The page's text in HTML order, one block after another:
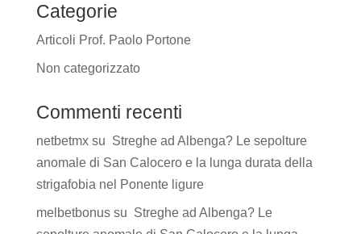
Categorie
Articoli Prof. Paolo Portone
Non categorizzato
Commenti recenti
netbetmxsu Streghe ad Albenga? Le sepolture
anomale di San Calocero e la lunga durata della
strigafobia nel Ponente ligure
melbetbonussu Streghe ad Albenga? Le